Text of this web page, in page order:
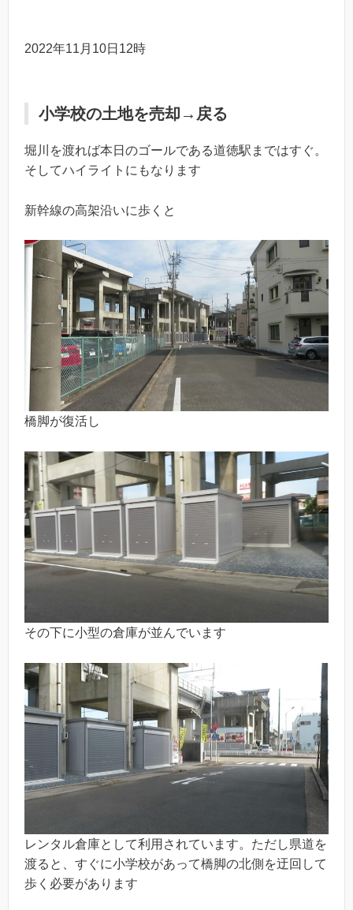
2022年11月10日12時
小学校の土地を売却→戻る
堀川を渡れば本日のゴールである道徳駅まではすぐ。
そしてハイライトにもなります
新幹線の高架沿いに歩くと
橋脚が復活し
その下に小型の倉庫が並んでいます
レンタル倉庫として利用されています。ただし県道を
渡ると、すぐに小学校があって橋脚の北側を迂回して
歩く必要があります